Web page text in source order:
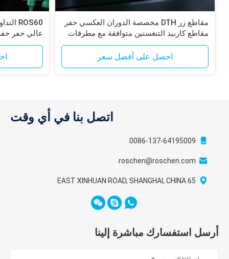
مقاطع زر DTH مخصصة الدوران العكسي حفر
مقاطع كاربيد التنغستين متوافقة مع مطرقات
Epiroc RC
احصل على أفضل سعر
لاستكشاف
اتصل بنا في أي وقت
0086-137-64195009
roschen@roschen.com
65 EAST XINHUAN ROAD, SHANGHAI, CHINA
أرسل استفسارك مباشرة إلينا